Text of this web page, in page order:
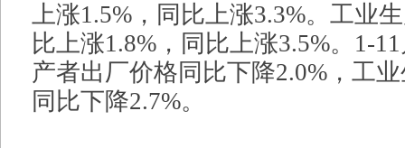
上涨1.5%，同比上涨3.3%。工业
比上涨1.8%，同比上涨3.5%。1-
产者出厂价格同比下降2.0%，工
同比下降2.7%。